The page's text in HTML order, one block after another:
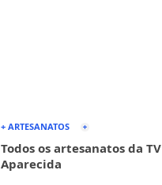
+ ARTESANATOS
Todos os artesanatos da TV
Aparecida